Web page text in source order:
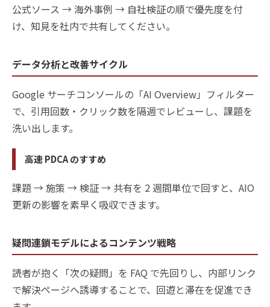
公式ソース → 海外事例 → 自社検証の順で優先度を付
け、知見を社内で共有してください。
データ分析と改善サイクル
Google サーチコンソールの「AI Overview」フィルター
で、引用回数・クリック数を隔週でレビューし、課題を
洗い出します。
高速 PDCA のすすめ
課題 → 施策 → 検証 → 共有を 2 週間単位で回すと、AIO
更新の影響を素早く吸収できます。
疑問連鎖モデルによるコンテンツ戦略
読者が抱く「次の疑問」を FAQ で先回りし、内部リンク
で解決ページへ誘導することで、回遊と滞在を促進でき